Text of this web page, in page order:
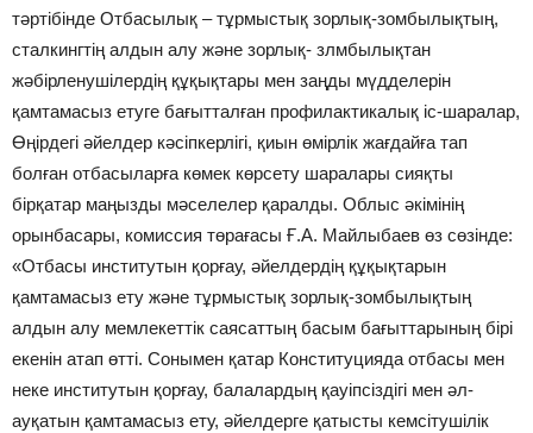
тәртібінде Отбасылық – тұрмыстық зорлық-зомбылықтың,
сталкингтің алдын алу және зорлық- злмбылықтан
жәбірленушілердің құқықтары мен заңды мүдделерін
қамтамасыз етуге бағытталған профилактикалық іс-шаралар,
Өңірдегі әйелдер кәсіпкерлігі, қиын өмірлік жағдайға тап
болған отбасыларға көмек көрсету шаралары сияқты
бірқатар маңызды мәселелер қаралды. Облыс әкімінің
орынбасары, комиссия төрағасы Ғ.А. Майлыбаев өз сөзінде:
«Отбасы институтын қорғау, әйелдердің құқықтарын
қамтамасыз ету және тұрмыстық зорлық-зомбылықтың
алдын алу мемлекеттік саясаттың басым бағыттарының бірі
екенін атап өтті. Сонымен қатар Конституцияда отбасы мен
неке институтын қорғау, балалардың қауіпсіздігі мен әл-
ауқатын қамтамасыз ету, әйелдерге қатысты кемсітушілік